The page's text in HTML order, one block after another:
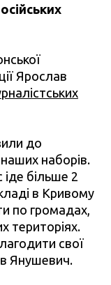
Ярослав
до
наборів.
більше 2
в Кривому
по громадах,
територіях.
свої
Янушевич.